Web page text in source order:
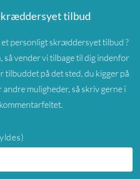
tilbud
et personligt skræddersyet tilbud ?
vender vi tilbage til dig indenfor
tilbuddet på det sted, du kigger på
andre muligheder, så skriv gerne i
kommentarfeltet.